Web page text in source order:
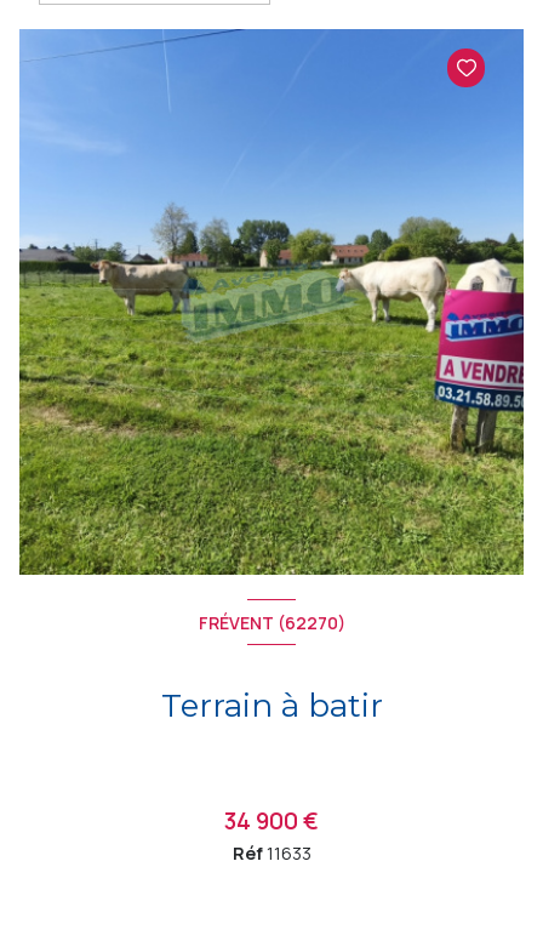
FRÉVENT (62270)
Terrain à batir
34 900 €
Réf11633